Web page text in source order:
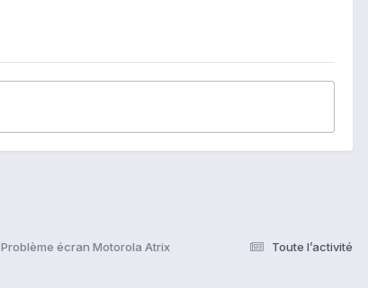
Toute l’activité
Problème écran Motorola Atrix